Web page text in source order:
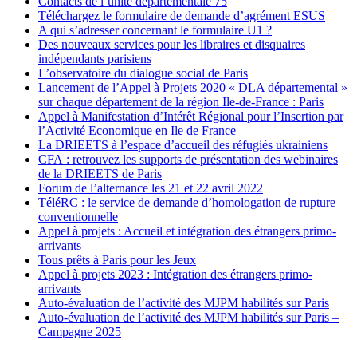
Téléchargez le formulaire de demande d’agrément ESUS
A qui s’adresser concernant le formulaire U1 ?
Des nouveaux services pour les libraires et disquaires
indépendants parisiens
L’observatoire du dialogue social de Paris
Lancement de l’Appel à Projets 2020 « DLA départemental »
sur chaque département de la région Ile-de-France : Paris
Appel à Manifestation d’Intérêt Régional pour l’Insertion par
l’Activité Economique en Ile de France
La DRIEETS à l’espace d’accueil des réfugiés ukrainiens
CFA : retrouvez les supports de présentation des webinaires
de la DRIEETS de Paris
Forum de l’alternance les 21 et 22 avril 2022
TéléRC : le service de demande d’homologation de rupture
conventionnelle
Appel à projets : Accueil et intégration des étrangers primo-
arrivants
Tous prêts à Paris pour les Jeux
Appel à projets 2023 : Intégration des étrangers primo-
arrivants
Auto-évaluation de l’activité des MJPM habilités sur Paris
Auto-évaluation de l’activité des MJPM habilités sur Paris –
Campagne 2025